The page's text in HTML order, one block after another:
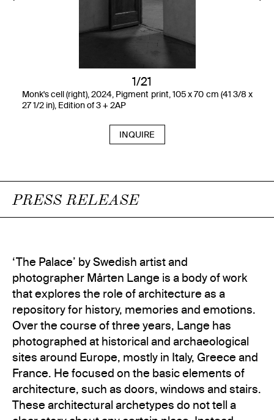
Monk's cell (right), 2024, Pigment print, 105 x 70 cm (41 3/8 x
27 1/2 in), Edition of 3 + 2AP
1/21
INQUIRE
PRESS RELEASE
‘The Palace’ by Swedish artist and
photographer Mårten Lange is a body of work
that explores the role of architecture as a
repository for history, memories and emotions.
Over the course of three years, Lange has
photographed at historical and archaeological
sites around Europe, mostly in Italy, Greece and
France. He focused on the basic elements of
architecture, such as doors, windows and stairs.
These architectural archetypes do not tell a